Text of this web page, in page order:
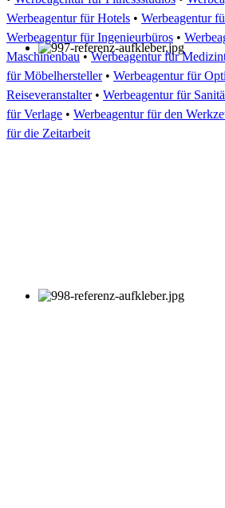
Werbeagentur für Hotels • Werbeagentur
Werbeagentur für Ingenieurbüros •
Maschinenbau•Werbeagentur für
für Möbelhersteller• Werbeagentur für
Reiseveranstalter• Werbeagentur für
für Verlage • Werbeagentur für den
für die Zeitarbeit